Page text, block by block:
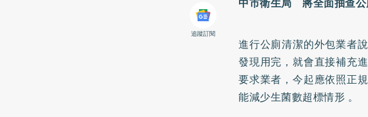
追蹤訂閱
中市衛生局 將全面抽查公
進行公廁清潔的外包業者
發現用完，就會直接補充
要求業者，今起應依照正
能減少生菌數超標情形 。